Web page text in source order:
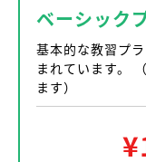
ベーシック
基本的な教習プ
まれています。
ます）